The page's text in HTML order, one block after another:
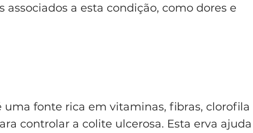
a esta condição, como dores e
uma fonte rica em vitaminas, fibras, clorofila
controlar a colite ulcerosa. Esta erva ajuda